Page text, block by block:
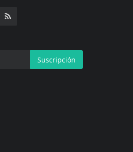
Suscripción